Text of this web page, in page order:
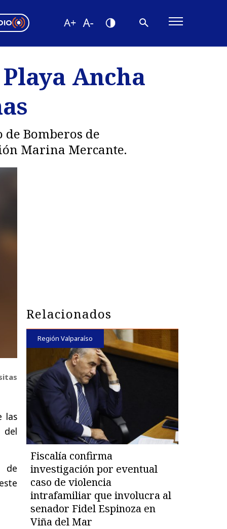
Ancha
Bomberos de
Marina Mercante.
las
del
de
Relacionados
Región Valparaíso
Fiscalía confirma
investigación por eventual
caso de violencia
intrafamiliar que involucra al
senador Fidel Espinoza en
Viña del Mar